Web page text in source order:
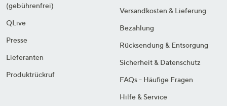
(gebührenfrei)
QLive
Presse
Lieferanten
Produktrückruf
Versandkosten & Lieferung
Bezahlung
Rücksendung & Entsorgung
Sicherheit & Datenschutz
FAQs - Häufige Fragen
Hilfe & Service